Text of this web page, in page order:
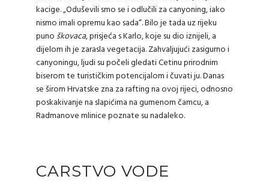
kacige. „Oduševili smo se i odlučili za canyoning, iako
nismo imali opremu kao sada“. Bilo je tada uz rijeku
puno škovaca, prisjeća s Karlo, koje su dio iznijeli, a
dijelom ih je zarasla vegetacija. Zahvaljujući zasigurno i
canyoningu, ljudi su počeli gledati Cetinu prirodnim
biserom te turističkim potencijalom i čuvati ju. Danas
se širom Hrvatske zna za rafting na ovoj rijeci, odnosno
poskakivanje na slapićima na gumenom čamcu, a
Radmanove mlinice poznate su nadaleko.
CARSTVO VODE